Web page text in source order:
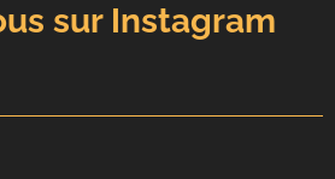
sur Instagram